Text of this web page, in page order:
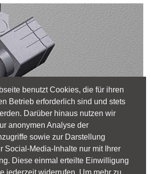
WAS?
Hier finden Sie Produkterklärungen
Leuchten, Lichtquellen und Zubehör
benutzt Cookies, die für ihren
Betrieb erforderlich sind und stets
Darüber hinaus nutzen wir
anonymen Analyse der
sowie zur Darstellung
Social-Media-Inhalte nur mit Ihrer
Diese einmal erteilte Einwilligung